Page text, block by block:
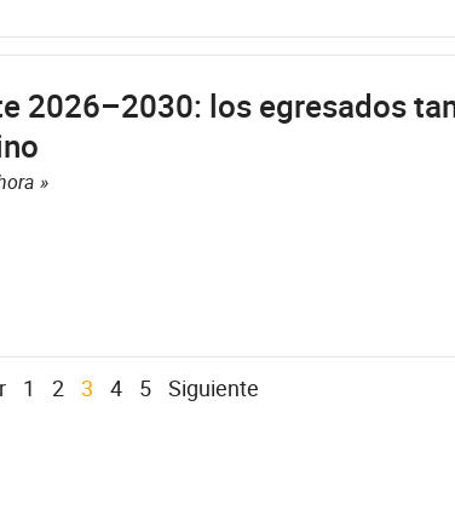
2026–2030: los egresados
»
1 2 3 4 5 Siguiente